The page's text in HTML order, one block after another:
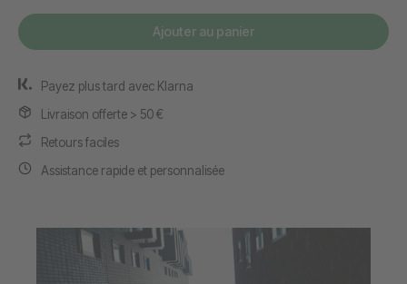
Ajouter au panier
Payez plus tard avec Klarna
Livraison offerte > 50 €
Retours faciles
Assistance rapide et personnalisée